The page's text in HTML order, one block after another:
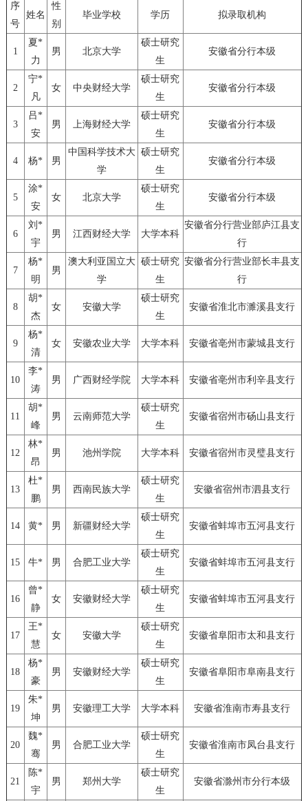
序
号
姓名
性
别
毕业学校 学历 拟录取机构
1
夏*
力
男 北京大学
硕士研究
生
安徽省分行本级
2
宁*
凡
女 中央财经大学
硕士研究
生
安徽省分行本级
3
吕*
安
男 上海财经大学
硕士研究
生
安徽省分行本级
4 杨* 男
中国科学技术大
学
硕士研究
生
安徽省分行本级
5
涂*
安
女 北京大学
硕士研究
生
安徽省分行本级
6
刘*
宇
男 江西财经大学 大学本科
安徽省分行营业部庐江县支
行
7
杨*
明
男
澳大利亚国立大
学
硕士研究
生
安徽省分行营业部长丰县支
行
8
胡*
杰
女 安徽大学
硕士研究
生
安徽省淮北市濉溪县支行
9
杨*
清
女 安徽农业大学 大学本科 安徽省亳州市蒙城县支行
10
李*
涛
男 广西财经学院 大学本科 安徽省亳州市利辛县支行
11
胡*
峰
男 云南师范大学
硕士研究
生
安徽省宿州市砀山县支行
12
林*
昂
男 池州学院 大学本科 安徽省宿州市灵璧县支行
13
杜*
鹏
男 西南民族大学
硕士研究
生
安徽省宿州市泗县支行
14 黄* 男 新疆财经大学
硕士研究
生
安徽省蚌埠市五河县支行
15 牛* 男 合肥工业大学
硕士研究
生
安徽省蚌埠市五河县支行
16
曾*
静
女 安徽财经大学
硕士研究
生
安徽省蚌埠市五河县支行
17
王*
慧
女 安徽大学
硕士研究
生
安徽省阜阳市太和县支行
18
杨*
豪
男 安徽财经大学
硕士研究
生
安徽省阜阳市阜南县支行
19
朱*
坤
男 安徽理工大学 大学本科 安徽省淮南市寿县支行
20
魏*
骞
男 合肥工业大学
硕士研究
生
安徽省淮南市凤台县支行
21
陈*
宇
男 郑州大学
硕士研究
生
安徽省滁州市分行本级